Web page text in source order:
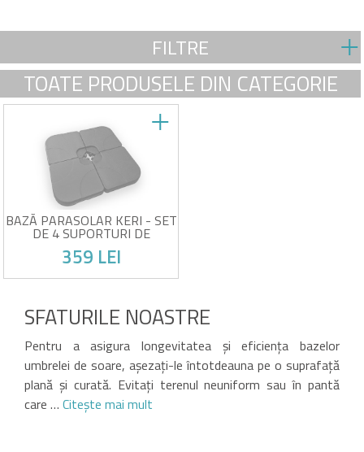
FILTRE
TOATE PRODUSELE DIN CATEGORIE
BAZĂ PARASOLAR KERI - SET
DE 4 SUPORTURI DE
GREUTATE DIN PLASTIC
NEGRU
359 LEI
Compatibil cu umbrele de 2,5
x 2,5 m și 3 x 3 m
Plastic rezistent
Victima propriului succes!
SFATURILE NOASTRE
Pentru a asigura longevitatea și eficiența bazelor
umbrelei de soare, așezați-le întotdeauna pe o suprafață
plană și curată. Evitați terenul neuniform sau în pantă
care … Citeşte mai mult